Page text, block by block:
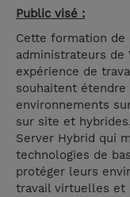
Public visé :
Cette formation de
administrateurs de
expérience de
souhaitent
environnements
sur site et
Server Hybrid qui
technologies de
protéger leurs
travail virtuelles et